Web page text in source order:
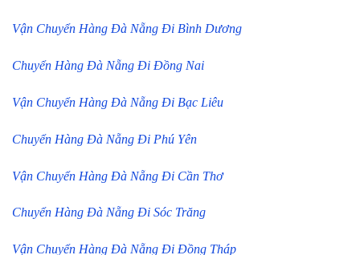
Vận Chuyển Hàng Đà Nẵng Đi Bình Dương
Chuyển Hàng Đà Nẵng Đi Đồng Nai
Vận Chuyển Hàng Đà Nẵng Đi Bạc Liêu
Chuyển Hàng Đà Nẵng Đi Phú Yên
Vận Chuyển Hàng Đà Nẵng Đi Cần Thơ
Chuyển Hàng Đà Nẵng Đi Sóc Trăng
Vận Chuyển Hàng Đà Nẵng Đi Đồng Tháp